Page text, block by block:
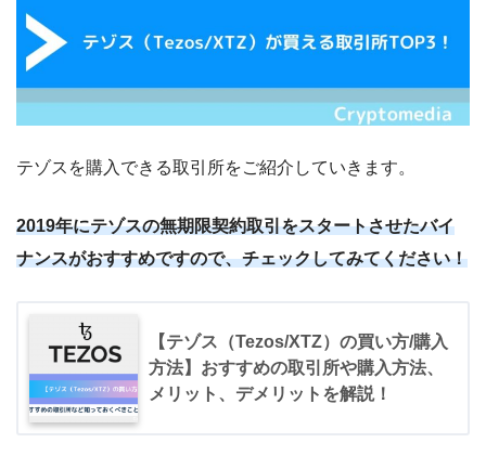
テゾスを購入できる取引所をご紹介していきます。
2019年にテゾスの無期限契約取引をスタートさせたバイ
ナンスがおすすめですので、チェックしてみてください！
【テゾス（Tezos/XTZ）の買い方/購入
方法】おすすめの取引所や購入方法、
メリット、デメリットを解説！